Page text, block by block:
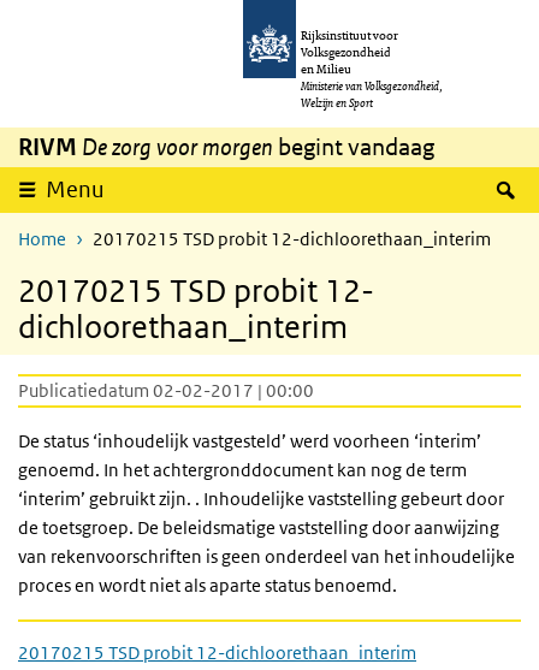
Overslaan en naar de inhoud gaan
Rijksinstituut voor
Volksgezondheid
en Milieu
Ministerie van Volksgezondheid,
Welzijn en Sport
RIVM De zorg voor morgen begint vandaag
Menu
Home 20170215 TSD probit 12-dichloorethaan_interim
20170215 TSD probit 12-
dichloorethaan_interim
Publicatiedatum 02-02-2017 | 00:00
De status ‘inhoudelijk vastgesteld’ werd voorheen ‘interim’
genoemd. In het achtergronddocument kan nog de term
‘interim’ gebruikt zijn. . Inhoudelijke vaststelling gebeurt door
de toetsgroep. De beleidsmatige vaststelling door aanwijzing
van rekenvoorschriften is geen onderdeel van het inhoudelijke
proces en wordt niet als aparte status benoemd.
20170215 TSD probit 12-dichloorethaan_interim